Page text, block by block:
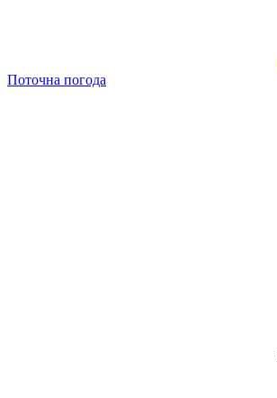
Поточна погода